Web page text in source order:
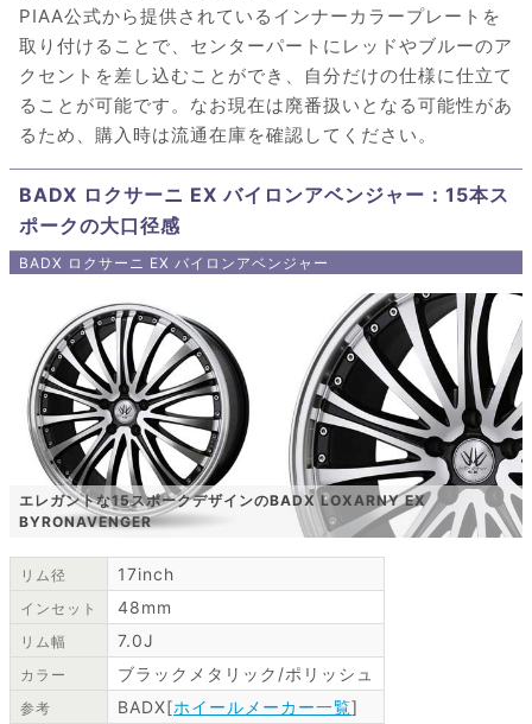
PIAA公式から提供されているインナーカラープレートを
取り付けることで、センターパートにレッドやブルーのア
クセントを差し込むことができ、自分だけの仕様に仕立て
ることが可能です。なお現在は廃番扱いとなる可能性があ
るため、購入時は流通在庫を確認してください。
BADX ロクサーニ EX バイロンアベンジャー：15本ス
ポークの大口径感
BADX ロクサーニ EX バイロンアベンジャー
エレガントな15スポークデザインのBADX LOXARNY EX
BYRONAVENGER
リム径 17inch
インセット 48mm
リム幅 7.0J
カラー ブラックメタリック/ポリッシュ
参考 BADX[ホイールメーカー一覧]